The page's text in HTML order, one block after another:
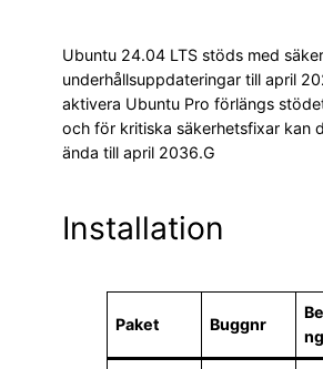
Ubuntu 24.04 LTS stöds med
underhållsuppdateringar till april
aktivera Ubuntu Pro förlängs
och för kritiska säkerhetsfixar kan
ända till april 2036.G
Installation
Paket Buggnr
ng